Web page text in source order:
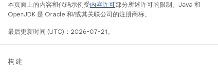
本页面上的内容和代码示例受内容许可部分所述许可的限制。Java 和
OpenJDK 是 Oracle 和/或其关联公司的注册商标。
最后更新时间 (UTC)：2026-07-21。
构建